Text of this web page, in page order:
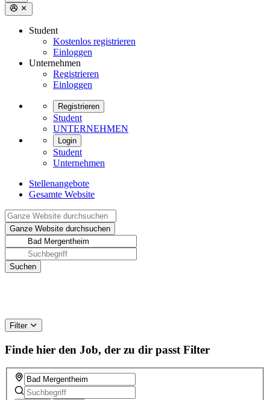
Student
Kostenlos registrieren
Einloggen
Unternehmen
Registrieren
Einloggen
Registrieren
Student
UNTERNEHMEN
Login
Student
Unternehmen
Stellenangebote
Gesamte Website
Filter
Finde hier den Job, der zu dir passt Filter